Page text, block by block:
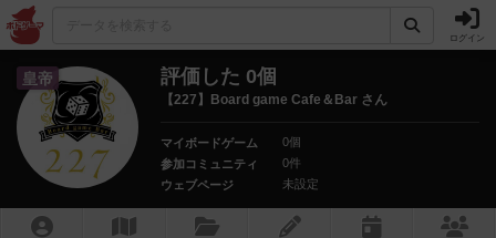
ログイン
皇帝 評価した 0個
【227】Board game Cafe＆Bar さん
マイボードゲーム
0個
参加コミュニティ
0件
ウェブページ
未設定